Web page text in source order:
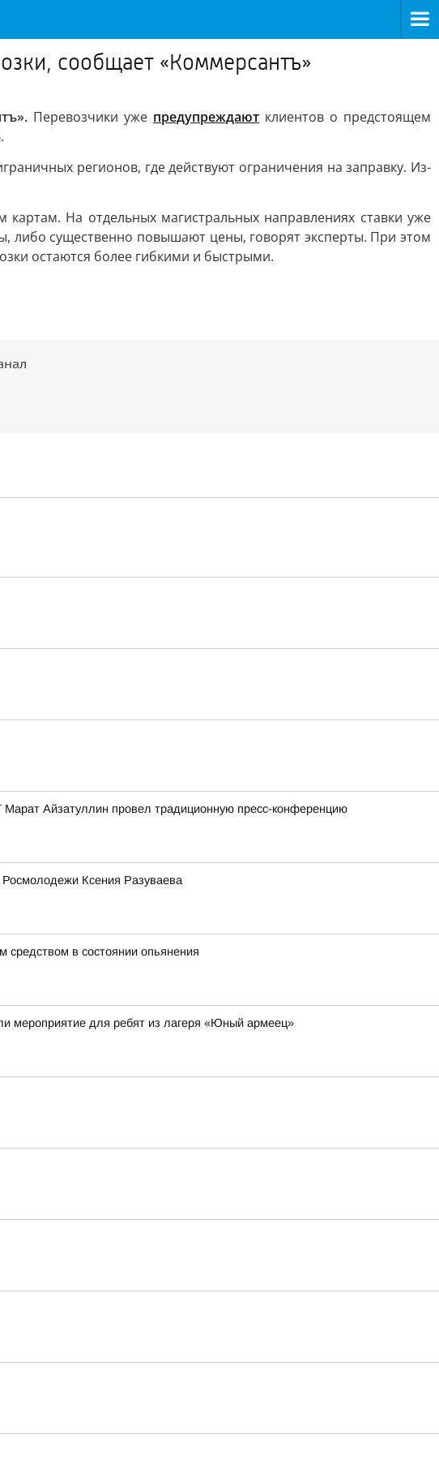
сообщает «Коммерсантъ»
Перевозчики уже предупреждают клиентов о предстоящем
регионов, где действуют ограничения на заправку. Из-
На отдельных магистральных направлениях ставки уже
либо существенно повышают цены, говорят эксперты. При этом
остаются более гибкими и быстрыми.
Айзатуллин провел традиционную пресс-конференцию
Росмолодежи Ксения Разуваева
средством в состоянии опьянения
мероприятие для ребят из лагеря «Юный армеец»